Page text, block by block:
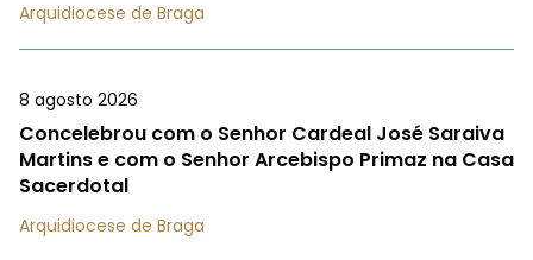
Arquidiocese de Braga
8 agosto 2026
Concelebrou com o Senhor Cardeal José Saraiva
Martins e com o Senhor Arcebispo Primaz na Casa
Sacerdotal
Arquidiocese de Braga